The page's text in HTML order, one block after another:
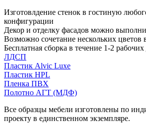
Изготовлдение стенок в гостиную
конфигурации
Декор и отделку фасадов можно
Возможно сочетание нескольких цветов
Бесплатная сборка в течение 1-2
ЛДСП
Пластик Alvic Luxe
Пластик HPL
Пленка ПВХ
Полотно АГТ (МДФ)
Все образцы мебели изготовлены по
проекту в единственном экземпляре.